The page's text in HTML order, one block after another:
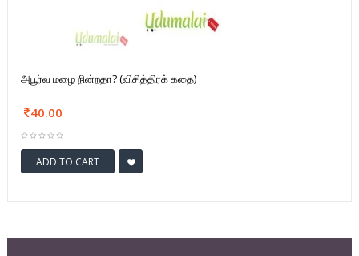
அபூர்வ மழை நின்றதா? (விசித்திரக் கதை)
40.00
ADD TO CART